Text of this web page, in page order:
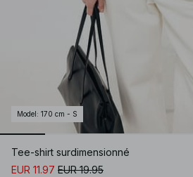
Model : 170 cm - S
Tee-shirt surdimensionné
EUR 11.97 EUR 19.95